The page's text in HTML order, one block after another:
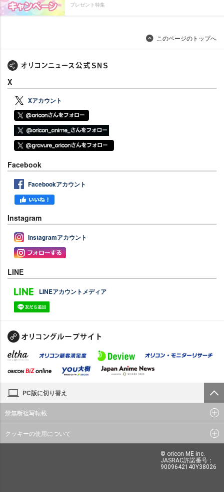
プレゼント特集
このページのトップへ
X
Xアカウント
Facebook
Facebookアカウント
Instagram
Instagramアカウント
LINE
LINEアカウントメディア
PC版に切り替え
禁無断複写転載
クッキーの使用について
© oricon ME inc.
JASRAC許諾番号：
9009642140Y38026